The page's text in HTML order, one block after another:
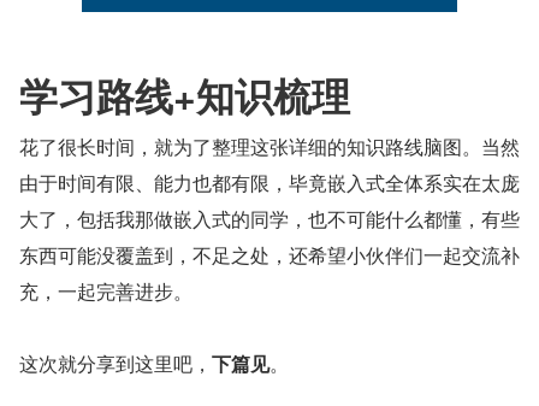
学习路线+知识梳理
花了很长时间，就为了整理这张详细的知识路线脑图。当然
由于时间有限、能力也都有限，毕竟嵌入式全体系实在太庞
大了，包括我那做嵌入式的同学，也不可能什么都懂，有些
东西可能没覆盖到，不足之处，还希望小伙伴们一起交流补
充，一起完善进步。
这次就分享到这里吧， 下篇见。